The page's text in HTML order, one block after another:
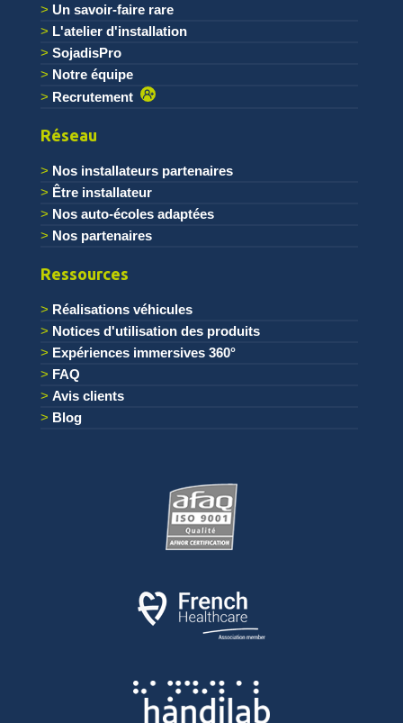
Un savoir-faire rare
L'atelier d'installation
SojadisPro
Notre équipe
Recrutement
Réseau
Nos installateurs partenaires
Être installateur
Nos auto-écoles adaptées
Nos partenaires
Ressources
Réalisations véhicules
Notices d'utilisation des produits
Expériences immersives 360°
FAQ
Avis clients
Blog